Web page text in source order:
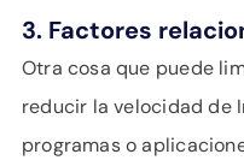
3. Factores
Otra cosa que puede
reducir la velocidad de
programas o